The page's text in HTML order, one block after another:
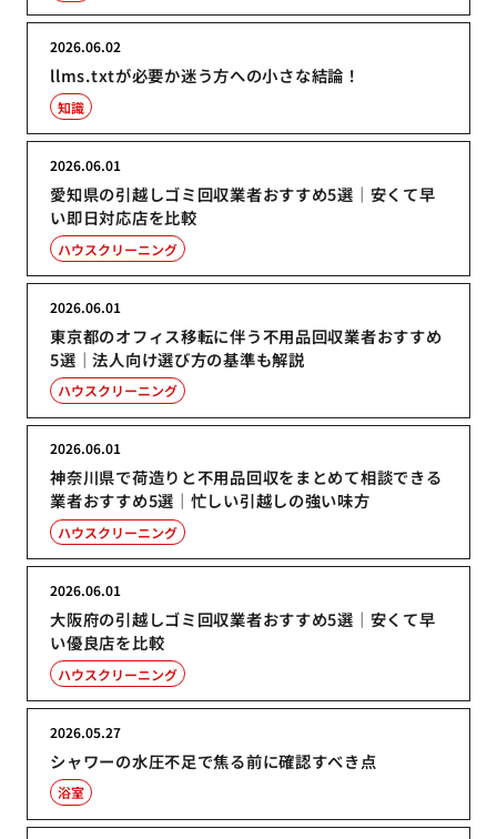
llms.txtが必要か迷う方への小さな結論！
2026.06.02
知識
愛知県の引越しゴミ回収業者おすすめ5選｜安くて早
い即日対応店を比較
2026.06.01
ハウスクリーニング
東京都のオフィス移転に伴う不用品回収業者おすすめ
5選｜法人向け選び方の基準も解説
2026.06.01
ハウスクリーニング
神奈川県で荷造りと不用品回収をまとめて相談できる
業者おすすめ5選｜忙しい引越しの強い味方
2026.06.01
ハウスクリーニング
大阪府の引越しゴミ回収業者おすすめ5選｜安くて早
い優良店を比較
2026.06.01
ハウスクリーニング
シャワーの水圧不足で焦る前に確認すべき点
2026.05.27
浴室